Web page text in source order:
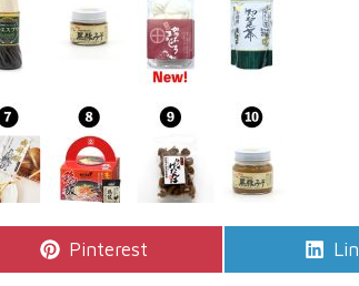
Share
Pinterest